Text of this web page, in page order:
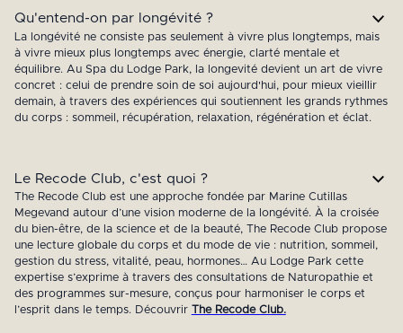
Qu'entend-on par longévité ?
La longévité ne consiste pas seulement à vivre plus longtemps, mais
à vivre mieux plus longtemps avec énergie, clarté mentale et
équilibre. Au Spa du Lodge Park, la longevité devient un art de vivre
concret : celui de prendre soin de soi aujourd'hui, pour mieux vieillir
demain, à travers des expériences qui soutiennent les grands rythmes
du corps : sommeil, récupération, relaxation, régénération et éclat.
Le Recode Club, c'est quoi ?
The Recode Club est une approche fondée par Marine Cutillas
Megevand autour d’une vision moderne de la longévité. À la croisée
du bien-être, de la science et de la beauté, The Recode Club propose
une lecture globale du corps et du mode de vie : nutrition, sommeil,
gestion du stress, vitalité, peau, hormones… Au Lodge Park cette
expertise s’exprime à travers des consultations de Naturopathie et
des programmes sur-mesure, conçus pour harmoniser le corps et
l’esprit dans le temps. Découvrir
The Recode Club.